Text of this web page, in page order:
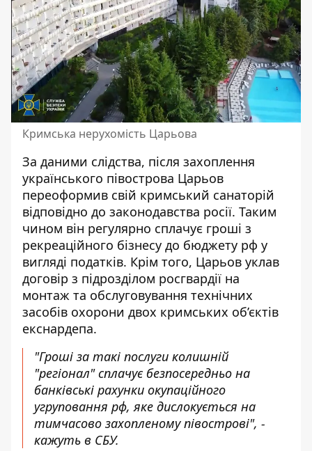
Кримська нерухомість Царьова
За даними слідства, після захоплення
українського півострова Царьов
переоформив свій кримський санаторій
відповідно до законодавства росії. Таким
чином він регулярно сплачує гроші з
рекреаційного бізнесу до бюджету рф у
вигляді податків. Крім того, Царьов уклав
договір з підрозділом росгвардії на
монтаж та обслуговування технічних
засобів охорони двох кримських об’єктів
екснардепа.
"Гроші за такі послуги колишній
"регіонал" сплачує безпосередньо на
банківські рахунки окупаційного
угруповання рф, яке дислокується на
тимчасово захопленому півострові", -
кажуть в СБУ.